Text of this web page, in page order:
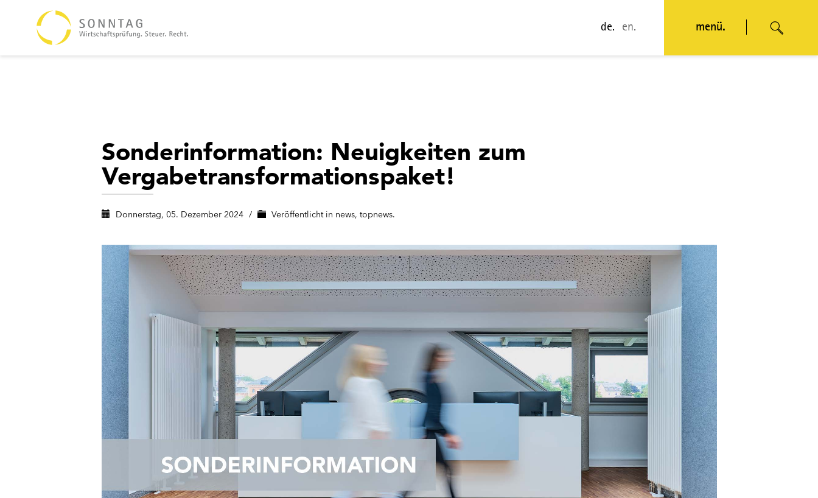
de. en. menü.
Sonderinformation: Neuigkeiten zum
Vergabetransformationspaket!
Donnerstag, 05. Dezember 2024 / Veröffentlicht in news, topnews.